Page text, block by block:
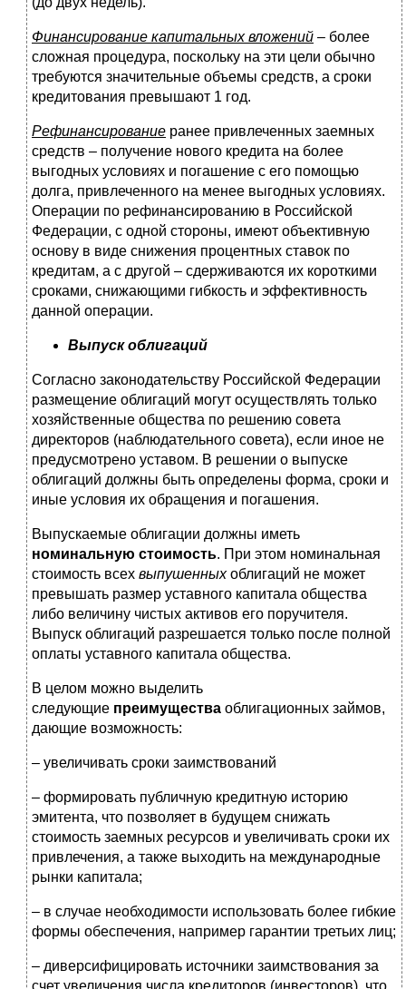
Финансирование капитальных вложений – более
сложная процедура, поскольку на эти цели обычно
требуются значительные объемы средств, а сроки
кредитования превышают 1 год.
Рефинансирование ранее привлеченных заемных
средств – получение нового кредита на более
выгодных условиях и погашение с его помощью
долга, привлеченного на менее выгодных условиях.
Операции по рефинансированию в Российской
Федерации, с одной стороны, имеют объективную
основу в виде снижения процентных ставок по
кредитам, а с другой – сдерживаются их короткими
сроками, снижающими гибкость и эффективность
данной операции.
Выпуск облигаций
Согласно законодательству Российской Федерации
размещение облигаций могут осуществлять только
хозяйственные общества по решению совета
директоров (наблюдательного совета), если иное не
предусмотрено уставом. В решении о выпуске
облигаций должны быть определены форма, сроки и
иные условия их обращения и погашения.
Выпускаемые облигации должны иметь
номинальную стоимость. При этом номинальная
стоимость всех выпушенныхоблигаций не может
превышать размер уставного капитала общества
либо величину чистых активов его поручителя.
Выпуск облигаций разрешается только после полной
оплаты уставного капитала общества.
В целом можно выделить
следующие преимущества облигационных займов,
дающие возможность:
– увеличивать сроки заимствований
– формировать публичную кредитную историю
эмитента, что позволяет в будущем снижать
стоимость заемных ресурсов и увеличивать сроки их
привлечения, а также выходить на международные
рынки капитала;
– в случае необходимости использовать более гибкие
формы обеспечения, например гарантии третьих лиц;
– диверсифицировать источники заимствования за